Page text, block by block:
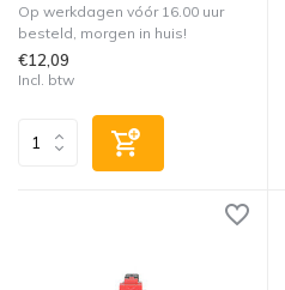
Op werkdagen vóór 16.00 uur
besteld, morgen in huis!
€12,09
Incl. btw